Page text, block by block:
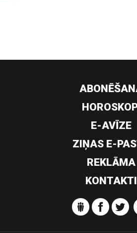
E-AVĪZE
ZIŅAS E-
REKLĀMA
KONTAKTI